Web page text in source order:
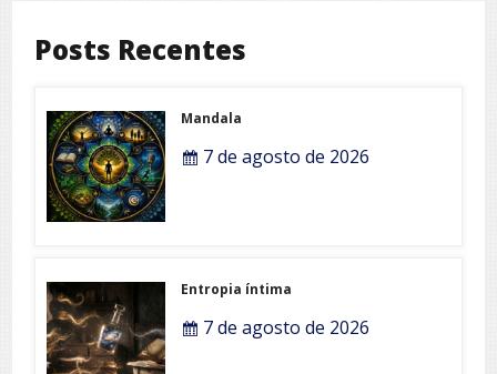
Posts Recentes
Mandala
7 de agosto de 2026
Entropia íntima
7 de agosto de 2026